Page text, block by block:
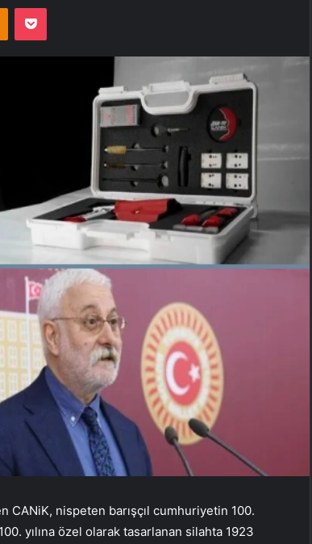
Odnoklassniki
Pocket
nispeten barışçıl cumhuriyetin 100.
yılına özel olarak tasarlanan silahta 1923